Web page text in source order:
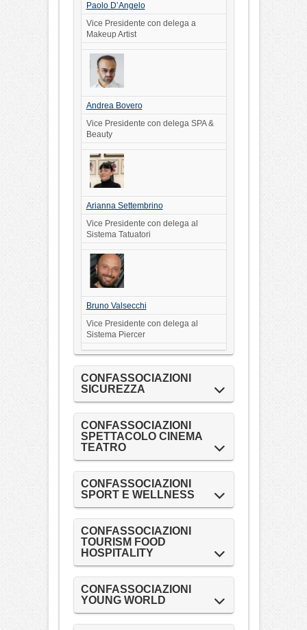
Paolo D’Angelo
Vice Presidente con delega a
Makeup Artist
Andrea Bovero
Vice Presidente con delega SPA &
Beauty
Arianna Settembrino
Vice Presidente con delega al
Sistema Tatuatori
Bruno Valsecchi
Vice Presidente con delega al
Sistema Piercer
CONFASSOCIAZIONI
SICUREZZA
CONFASSOCIAZIONI
SPETTACOLO CINEMA
TEATRO
CONFASSOCIAZIONI
SPORT E WELLNESS
CONFASSOCIAZIONI
TOURISM FOOD
HOSPITALITY
CONFASSOCIAZIONI
YOUNG WORLD